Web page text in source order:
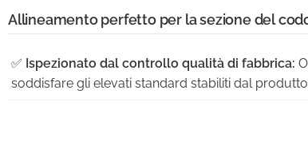
Allineamento perfetto per la sezione del
✅ Ispezionato dal controllo qualità di fabbrica:
soddisfare gli elevati standard stabiliti dal